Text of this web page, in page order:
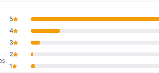
de 10
5
4
3
2
1